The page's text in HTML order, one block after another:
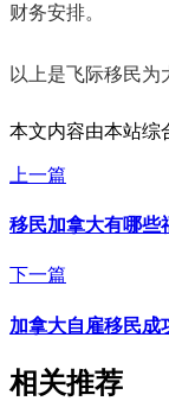
财务安排。
以上是飞际移民
本文内容由本站综
上一篇
移民加拿大有哪些
下一篇
加拿大自雇移民成
相关推荐